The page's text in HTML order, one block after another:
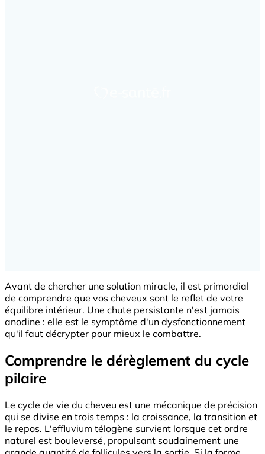
Avant de chercher une solution miracle, il est primordial
de comprendre que vos cheveux sont le reflet de votre
équilibre intérieur. Une chute persistante n'est jamais
anodine : elle est le symptôme d'un dysfonctionnement
qu'il faut décrypter pour mieux le combattre.
Comprendre le dérèglement du cycle
pilaire
Le cycle de vie du cheveu est une mécanique de précision
qui se divise en trois temps : la croissance, la transition et
le repos. L'effluvium télogène survient lorsque cet ordre
naturel est bouleversé, propulsant soudainement une